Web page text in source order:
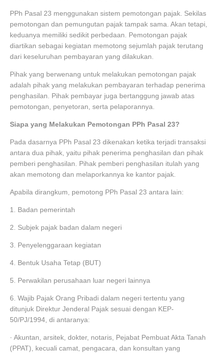
PPh Pasal 23 menggunakan sistem pemotongan pajak. Sekilas
pemotongan dan pemungutan pajak tampak sama. Akan tetapi,
keduanya memiliki sedikit perbedaan. Pemotongan pajak
diartikan sebagai kegiatan memotong sejumlah pajak terutang
dari keseluruhan pembayaran yang dilakukan.
Pihak yang berwenang untuk melakukan pemotongan pajak
adalah pihak yang melakukan pembayaran terhadap penerima
penghasilan. Pihak pembayar juga bertanggung jawab atas
pemotongan, penyetoran, serta pelaporannya.
Siapa yang Melakukan Pemotongan PPh Pasal 23?
Pada dasarnya PPh Pasal 23 dikenakan ketika terjadi transaksi
antara dua pihak, yaitu pihak penerima penghasilan dan pihak
pemberi penghasilan. Pihak pemberi penghasilan itulah yang
akan memotong dan melaporkannya ke kantor pajak.
Apabila dirangkum, pemotong PPh Pasal 23 antara lain:
1. Badan pemerintah
2. Subjek pajak badan dalam negeri
3. Penyelenggaraan kegiatan
4. Bentuk Usaha Tetap (BUT)
5. Perwakilan perusahaan luar negeri lainnya
6. Wajib Pajak Orang Pribadi dalam negeri tertentu yang
ditunjuk Direktur Jenderal Pajak sesuai dengan KEP-
50/PJ/1994, di antaranya:
· Akuntan, arsitek, dokter, notaris, Pejabat Pembuat Akta Tanah
(PPAT), kecuali camat, pengacara, dan konsultan yang